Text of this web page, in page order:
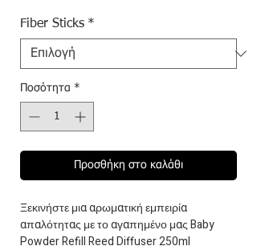
Fiber Sticks *
Ποσότητα *
Προσθήκη στο καλάθι
Ξεκινήστε μια αρωματική εμπειρία
απαλότητας με το αγαπημένο μας Baby
Powder Refill Reed Diffuser 250ml